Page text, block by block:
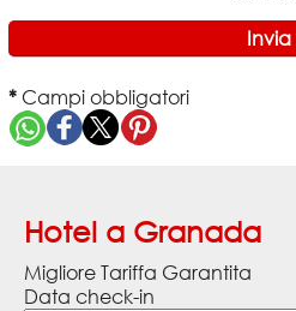
*Campi obbligatori
Hotel a Granada
Migliore Tariffa Garantita
Data check-in